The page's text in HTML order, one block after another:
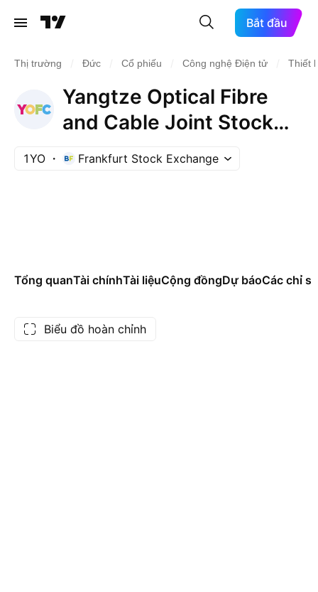
Bắt đầu
Thị trường Đức Cổ phiếu Công nghệ Điện tử Thiết
Yangtze Optical Fibre
and Cable Joint Stock
Ltd Co Class H
1YO Frankfurt Stock Exchange
Tổng quanTài chínhTài liệuCộng đồngDự báoCác chỉ
Biểu đồ hoàn chỉnh